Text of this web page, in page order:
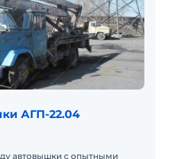
АГП-22.04
автовышки с опытными